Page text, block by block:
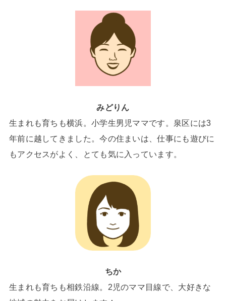
みどりん
生まれも育ちも横浜。小学生男児ママです。泉区には3
年前に越してきました。今の住まいは、仕事にも遊びに
もアクセスがよく、とても気に入っています。
ちか
生まれも育ちも相鉄沿線。2児のママ目線で、大好きな